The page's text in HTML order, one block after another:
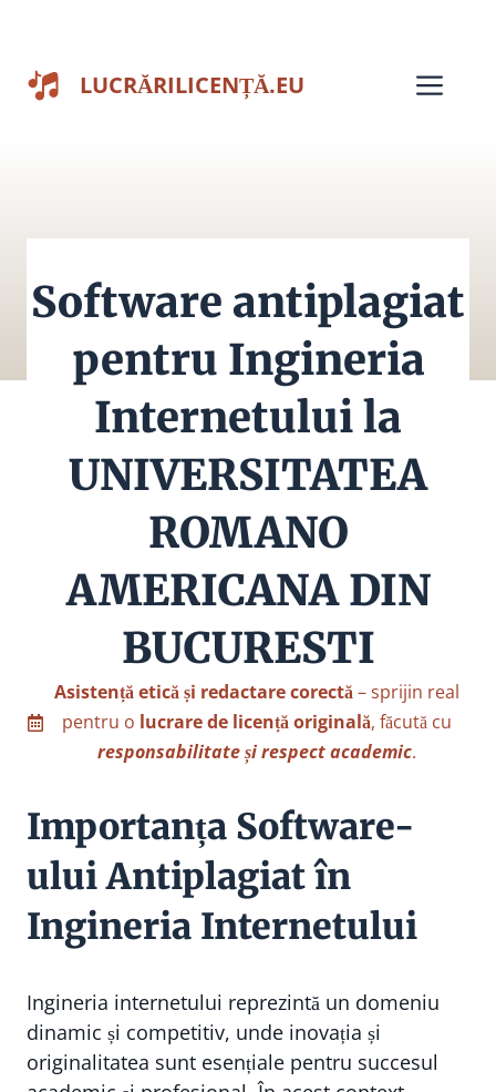
conținut
LUCRĂRILICENȚĂ.EU
Software antiplagiat
pentru Ingineria
Internetului la
UNIVERSITATEA
ROMANO
AMERICANA DIN
BUCURESTI
Asistență etică și redactare corectă– sprijin real
pentru o lucrare de licență originală, făcută cu
responsabilitate și respect academic.
Importanța Software-
ului Antiplagiat în
Ingineria Internetului
Ingineria internetului reprezintă un domeniu
dinamic și competitiv, unde inovația și
originalitatea sunt esențiale pentru succesul